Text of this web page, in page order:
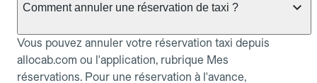
Comment annuler une réservation de taxi ?
Vous pouvez annuler votre réservation taxi depuis
allocab.com ou l'application, rubrique Mes
réservations. Pour une réservation à l'avance,